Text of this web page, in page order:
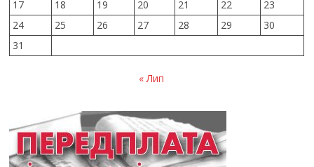
17
18 19 20 21 22
23
24
25 26 27 28 29
30
31
« Лип